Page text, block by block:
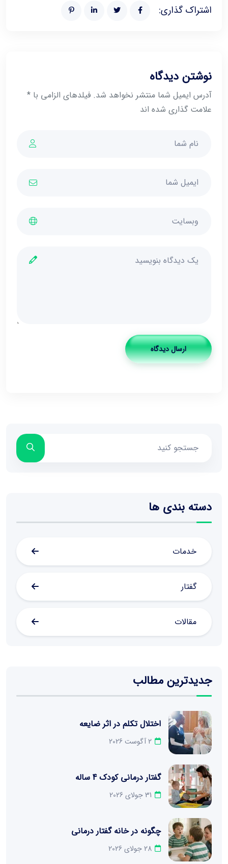
اشتراک گذاری:
نوشتن دیدگاه
آدرس ایمیل شما منتشر نخواهد شد. فیلدهای الزامی با *
علامت گذاری شده اند
ارسال دیدگاه
دسته بندی ها
خدمات
گفتار
مقالات
جدیدترین مطالب
اختلال تکلم در اثر ضایعه
2 آگوست 2026
گفتار درمانی کودک 4 ساله
31 جولای 2026
چگونه در خانه گفتار درمانی
28 جولای 2026